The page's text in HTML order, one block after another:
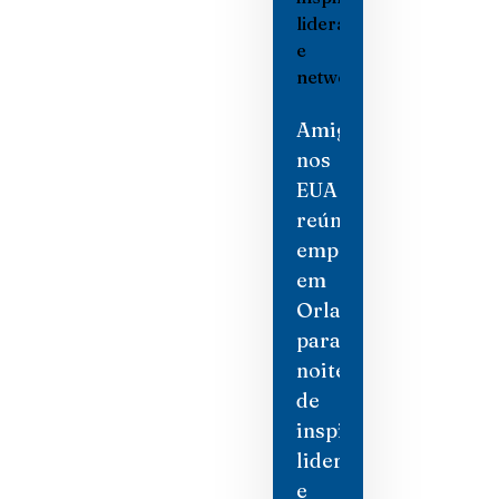
Amigas
nos
EUA
reúne
empresárias
em
Orlando
para
noite
de
inspiração,
liderança
e